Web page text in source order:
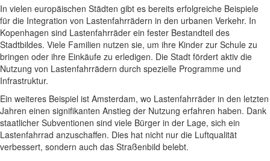
In vielen europäischen Städten gibt es bereits erfolgreiche Beispiele
für die Integration von Lastenfahrrädern in den urbanen Verkehr. In
Kopenhagen sind Lastenfahrräder ein fester Bestandteil des
Stadtbildes. Viele Familien nutzen sie, um ihre Kinder zur Schule zu
bringen oder ihre Einkäufe zu erledigen. Die Stadt fördert aktiv die
Nutzung von Lastenfahrrädern durch spezielle Programme und
Infrastruktur.
Ein weiteres Beispiel ist Amsterdam, wo Lastenfahrräder in den letzten
Jahren einen signifikanten Anstieg der Nutzung erfahren haben. Dank
staatlicher Subventionen sind viele Bürger in der Lage, sich ein
Lastenfahrrad anzuschaffen. Dies hat nicht nur die Luftqualität
verbessert, sondern auch das Straßenbild belebt.